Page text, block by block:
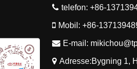
telefon: +86-
Mobil: +86-
E-mail:
Adresse:Bygning 1,